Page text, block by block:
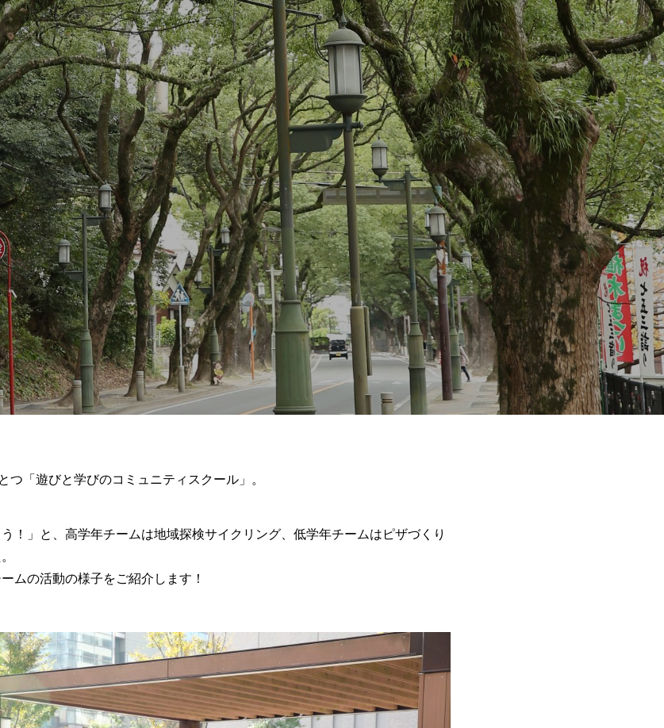
つ「遊びと学びのコミュニティスクール」。
！」と、高学年チームは地域探検サイクリング、低学年チームはピザづくり
ムの活動の様子をご紹介します！